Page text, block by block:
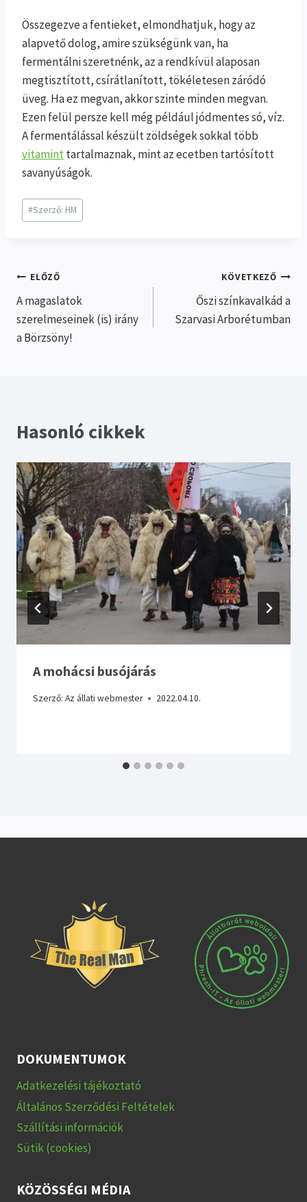
Összegezve a fentieket, elmondhatjuk, hogy az
alapvető dolog, amire szükségünk van, ha
fermentálni szeretnénk, az a rendkívül alaposan
megtisztított, csírátlanított, tökéletesen záródó
üveg. Ha ez megvan, akkor szinte minden megvan.
Ezen felül persze kell még például jódmentes só, víz.
A fermentálással készült zöldségek sokkal több
vitaminttartalmaznak, mint az ecetben tartósított
savanyúságok.
Post
Tags:
#Szerző: HM
Bejegyzés
navigáció
ELŐZŐ
A magaslatok
szerelmeseinek (is) irány
a Börzsöny!
KÖVETKEZŐ
Őszi színkavalkád a
Szarvasi Arborétumban
Hasonló cikkek
A mohácsi busójárás
Szerző: Az állati webmester 2022.04.10.
DOKUMENTUMOK
Adatkezelési tájékoztató
Általános Szerződési Feltételek
Szállítási információk
Sütik (cookies)
KÖZÖSSÉGI MÉDIA